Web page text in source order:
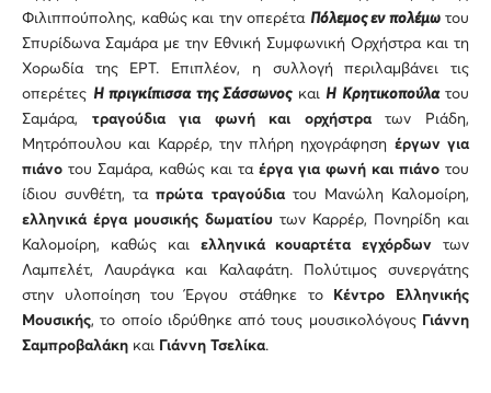
Φιλιππούπολης, καθώς και την οπερέτα Πόλεμος εν πολέμωτου
Σπυρίδωνα Σαμάρα με την Εθνική Συμφωνική Ορχήστρα και τη
Χορωδία της ΕΡΤ. Επιπλέον, η συλλογή περιλαμβάνει τις
οπερέτες Η πριγκίπισσα της Σάσσωνοςκαι Η Κρητικοπούλατου
Σαμάρα, τραγούδια για φωνή και ορχήστρατων Ριάδη,
Μητρόπουλου και Καρρέρ, την πλήρη ηχογράφηση έργων για
πιάνο του Σαμάρα, καθώς και τα έργα για φωνή και πιάνο του
ίδιου συνθέτη, ταπρώτα τραγούδιατου Μανώλη Καλομοίρη,
ελληνικά έργα μουσικής δωματίου των Καρρέρ, Πονηρίδη και
Καλομοίρη, καθώς και ελληνικά κουαρτέτα εγχόρδων των
Λαμπελέτ, Λαυράγκα και Καλαφάτη. Πολύτιμος συνεργάτης
στην υλοποίηση του Έργου στάθηκε το
Κέντρο Ελληνικής
Μουσικής, το οποίο ιδρύθηκε από τους μουσικολόγους Γιάννη
Σαμπροβαλάκη και Γιάννη Τσελίκα.